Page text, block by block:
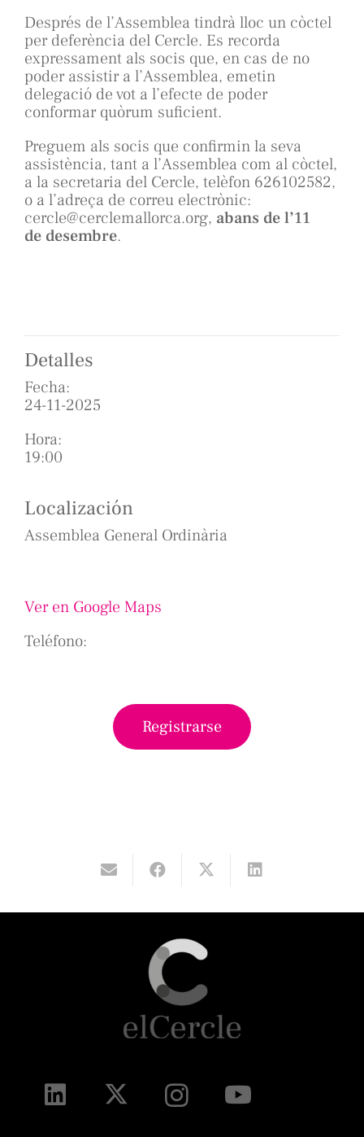
Després de l’Assemblea tindrà lloc un còctel
per deferència del Cercle. Es recorda
expressament als socis que, en cas de no
poder assistir a l’Assemblea, emetin
delegació de vot a l’efecte de poder
conformar quòrum suficient.
Preguem als socis que confirmin la seva
assistència, tant a l’Assemblea com al còctel,
a la secretaria del Cercle, telèfon 626102582,
o a l’adreça de correu electrònic:
cercle@cerclemallorca.org, abans de l’11
de desembre.
Detalles
Fecha:
24-11-2025
Hora:
19:00
Localización
Assemblea General Ordinària
Ver en Google Maps
Teléfono:
Registrarse